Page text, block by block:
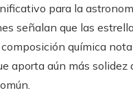
para la
señalan que las
química
aporta aún más solidez